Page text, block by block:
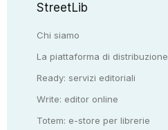
StreetLib
Chi siamo
La piattaforma di distribuzione
Ready: servizi editoriali
Write: editor online
Totem: e-store per librerie